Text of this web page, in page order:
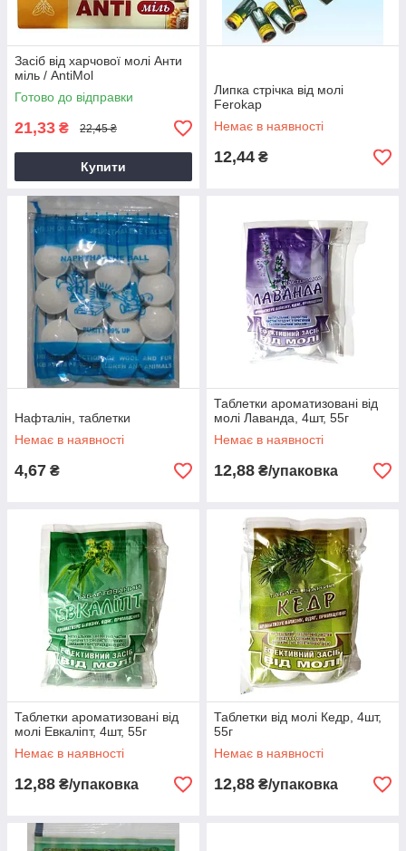
Засіб від харчової молі Анти
міль / AntiMol
Готово до відправки
21,33 ₴ 22,45 ₴
Купити
Липка стрічка від молі
Ferokap
Немає в наявності
12,44 ₴
Нафталін, таблетки
Немає в наявності
4,67 ₴
Таблетки ароматизовані від
молі Лаванда, 4шт, 55г
Немає в наявності
12,88 ₴/упаковка
Таблетки ароматизовані від
молі Евкаліпт, 4шт, 55г
Немає в наявності
12,88 ₴/упаковка
Таблетки від молі Кедр, 4шт,
55г
Немає в наявності
12,88 ₴/упаковка